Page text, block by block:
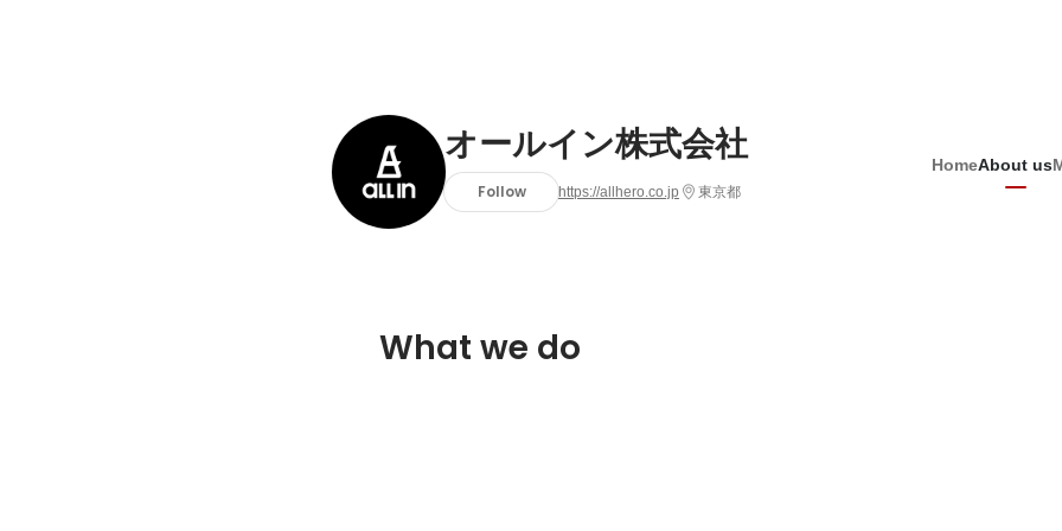
オールイン株式会社
Follow https://allhero.co.jp 東京都
HomeAbout us
What we do